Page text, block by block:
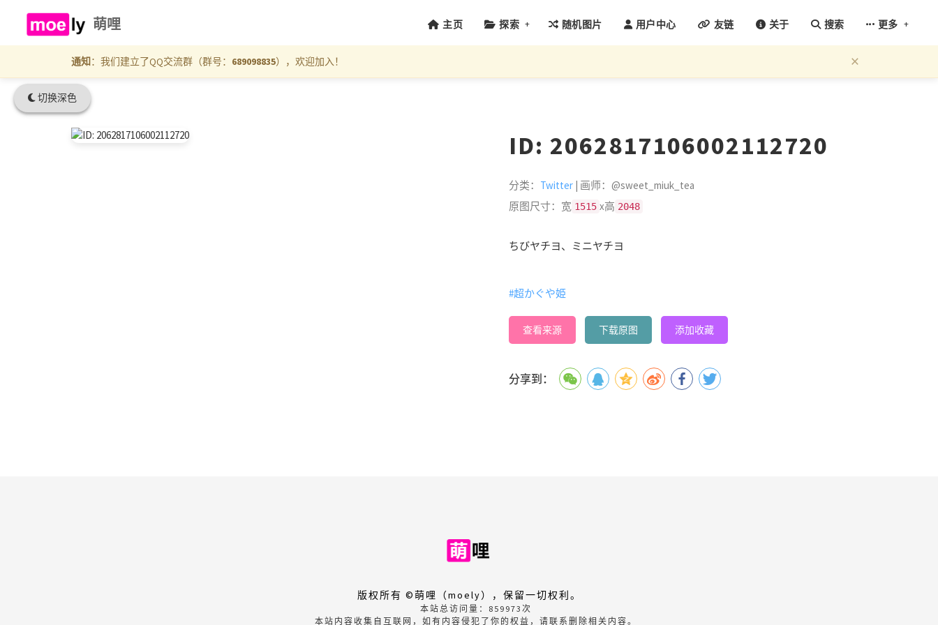
切换深色
萌哩 主页 探索 + 随机图片 用户中心 友链 关于 搜索 更多 +
通知：我们建立了QQ交流群（群号： 689098835），欢迎加入！ ×
ID: 2062817106002112720
分类： Twitter | 画师：@sweet_miuk_tea
原图尺寸：宽 1515 x高 2048
ちびヤチヨ、ミニヤチヨ
#超かぐや姫
查看来源 下载原图 添加收藏
分享到：
版权所有 ©萌哩（moely），保留一切权利。
本站总访问量： 859973 次
本站内容收集自互联网，如有内容侵犯了你的权益，请联系删除相关内容。